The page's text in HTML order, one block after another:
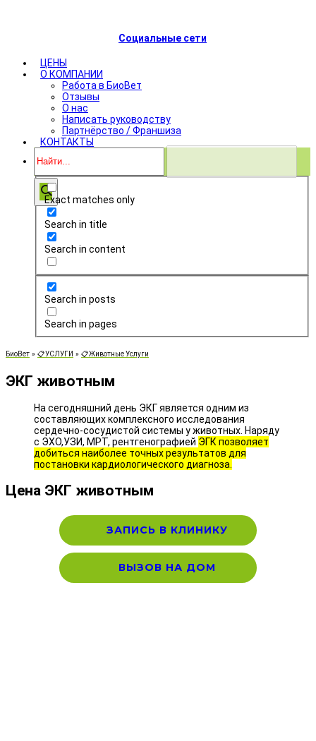
Социальные сети
ЦЕНЫ
О КОМПАНИИ
Работа в БиоВет
Отзывы
О нас
Написать руководству
Партнёрство / Франшиза
КОНТАКТЫ
Exact matches only
Search in title
Search in content
Search in posts
Search in pages
БиоВет » 📋УСЛУГИ » 📋Животные Услуги
ЭКГ животным
На сегодняшний день ЭКГ является одним из
составляющих комплексного исследования
сердечно-сосудистой системы у животных. Наряду
с ЭХО,УЗИ, МРТ, рентгенографией ЭГК позволяет
добиться наиболее точных результатов для
постановки кардиологического диагноза.
Цена ЭКГ животным
ЗАПИСЬ В КЛИНИКУ
ВЫЗОВ НА ДОМ